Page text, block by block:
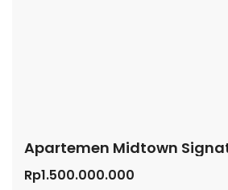
Rp1.500.000.000